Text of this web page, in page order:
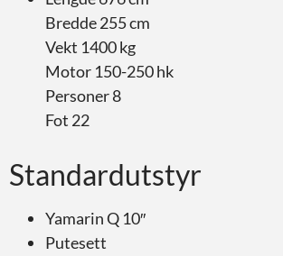
Bredde 255 cm
Vekt 1400 kg
Motor 150-250 hk
Personer 8
Fot 22
Standardutstyr
Yamarin Q 10″
Putesett